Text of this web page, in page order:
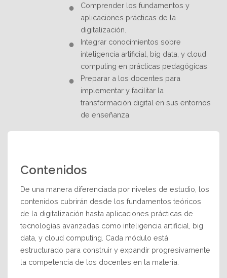
Comprender los fundamentos y
aplicaciones prácticas de la
digitalización.
Integrar conocimientos sobre
inteligencia artificial, big data, y cloud
computing en prácticas pedagógicas.
Preparar a los docentes para
implementar y facilitar la
transformación digital en sus entornos
de enseñanza.
Contenidos
De una manera diferenciada por niveles de estudio, los
contenidos cubrirán desde los fundamentos teóricos
de la digitalización hasta aplicaciones prácticas de
tecnologías avanzadas como inteligencia artificial, big
data, y cloud computing. Cada módulo está
estructurado para construir y expandir progresivamente
la competencia de los docentes en la materia.